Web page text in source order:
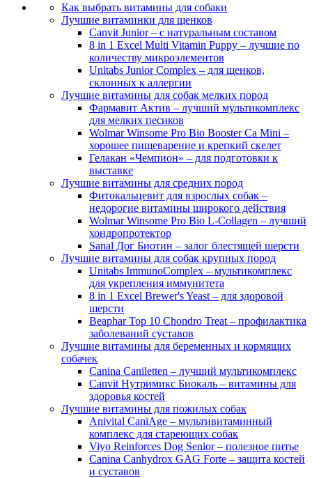
Как выбрать витамины для собаки
Лучшие витаминки для щенков
Canvit Junior – с натуральным составом
8 in 1 Excel Multi Vitamin Puppy – лучшие по
количеству микроэлементов
Unitabs Junior Complex – для щенков,
склонных к аллергии
Лучшие витамины для собак мелких пород
Фармавит Актив – лучший мультикомплекс
для мелких песиков
Wolmar Winsome Pro Bio Booster Ca Mini –
хорошее пищеварение и крепкий скелет
Гелакан «Чемпион» – для подготовки к
выставке
Лучшие витамины для средних пород
Фитокальцевит для взрослых собак –
недорогие витамины широкого действия
Wolmar Winsome Pro Bio L-Collagen – лучший
хондропротектор
Sanal Дог Биотин – залог блестящей шерсти
Лучшие витамины для собак крупных пород
Unitabs ImmunoComplex – мультикомплекс
для укрепления иммунитета
8 in 1 Excel Brewer's Yeast – для здоровой
шерсти
Beaphar Top 10 Chondro Treat – профилактика
заболеваний суставов
Лучшие витамины для беременных и кормящих
собачек
Canina Caniletten – лучший мультикомплекс
Canvit Нутримикс Биокаль – витамины для
здоровья костей
Лучшие витамины для пожилых собак
Anivital CaniAge – мультивитаминный
комплекс для стареющих собак
Viyo Reinforces Dog Senior – полезное питье
Canina Canhydrox GAG Forte – защита костей
и суставов